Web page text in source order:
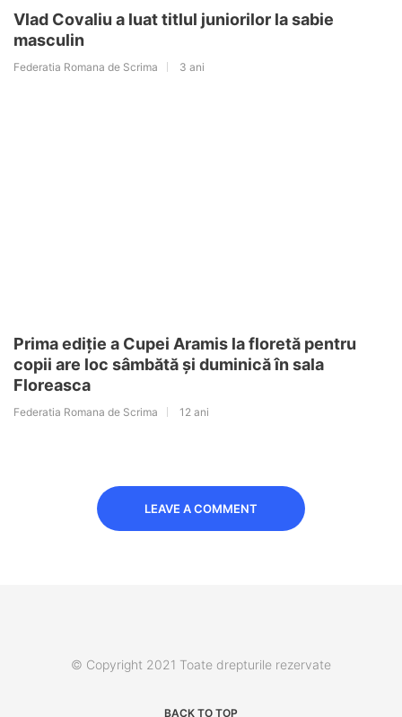
Vlad Covaliu a luat titlul juniorilor la sabie
masculin
Federatia Romana de Scrima 3 ani
Prima ediție a Cupei Aramis la floretă pentru
copii are loc sâmbătă și duminică în sala
Floreasca
Federatia Romana de Scrima 12 ani
LEAVE A COMMENT
© Copyright 2021 Toate drepturile rezervate
BACK TO TOP